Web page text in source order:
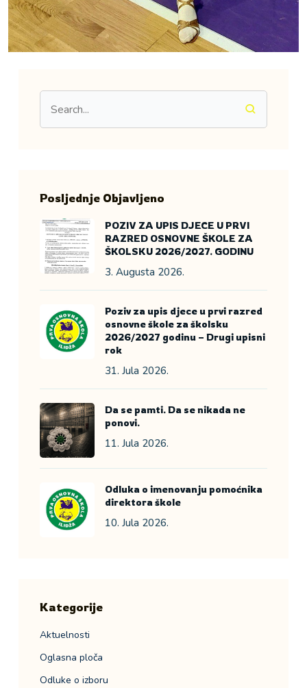
Posljednje Objavljeno
POZIV ZA UPIS DJECE U PRVI
RAZRED OSNOVNE ŠKOLE ZA
ŠKOLSKU 2026/2027. GODINU
3. Augusta 2026.
Poziv za upis djece u prvi razred
osnovne škole za školsku
2026/2027 godinu – Drugi upisni
rok
31. Jula 2026.
Da se pamti. Da se nikada ne
ponovi.
11. Jula 2026.
Odluka o imenovanju pomoćnika
direktora škole
10. Jula 2026.
Kategorije
Aktuelnosti
Oglasna ploča
Odluke o izboru